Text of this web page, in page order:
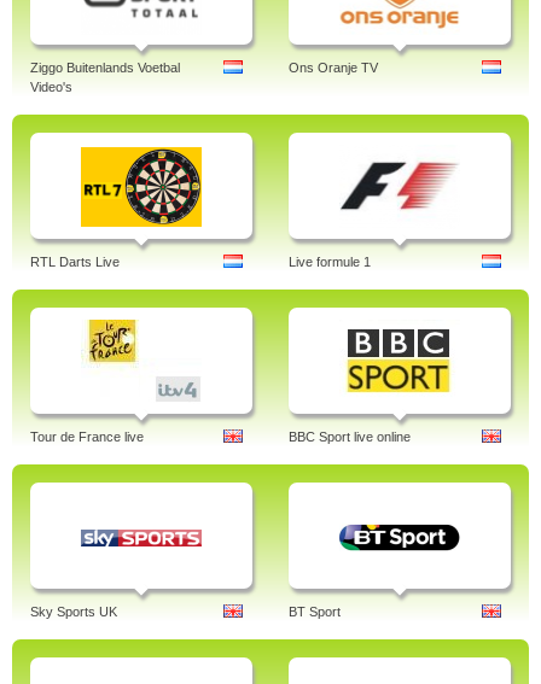
Ziggo Buitenlands Voetbal
Video's
Ons Oranje TV
RTL Darts Live Live formule 1
Tour de France live BBC Sport live online
Sky Sports UK BT Sport